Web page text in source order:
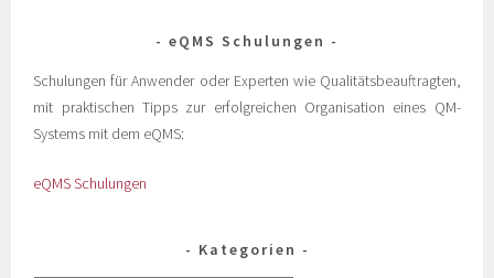
eQMS Schulungen
Schulungen für Anwender oder Experten wie Qualitätsbeauftragten,
mit praktischen Tipps zur erfolgreichen Organisation eines QM-
Systems mit dem eQMS:
eQMS Schulungen
Kategorien